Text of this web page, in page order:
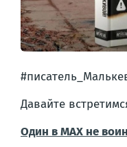
Давайте
Один в MAX не